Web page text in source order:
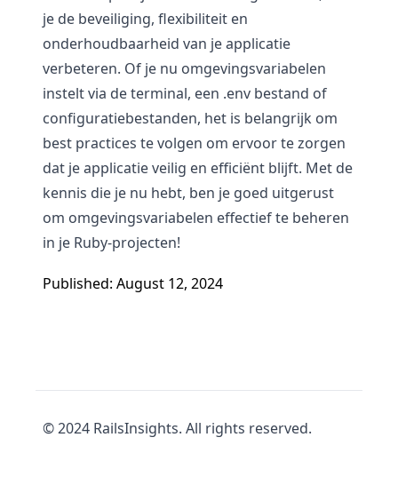
je de beveiliging, flexibiliteit en
onderhoudbaarheid van je applicatie
verbeteren. Of je nu omgevingsvariabelen
instelt via de terminal, een .env bestand of
configuratiebestanden, het is belangrijk om
best practices te volgen om ervoor te zorgen
dat je applicatie veilig en efficiënt blijft. Met de
kennis die je nu hebt, ben je goed uitgerust
om omgevingsvariabelen effectief te beheren
in je Ruby-projecten!
Published: August 12, 2024
© 2024 RailsInsights. All rights reserved.